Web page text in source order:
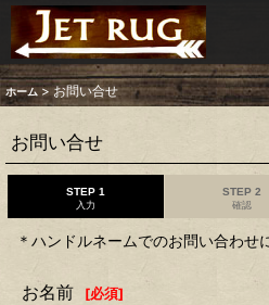
ホーム > お問い合せ
お問い合せ
STEP 1
入力
STEP 2
確認
＊ハンドルネームでのお問い合わせ
お名前 [必須]